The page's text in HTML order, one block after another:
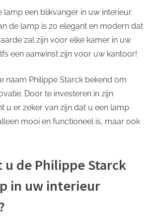
lamp een blikvanger in uw interieur.
de lamp is zo elegant en modern dat
zal zijn voor elke kamer in uw
een aanwinst zijn voor uw kantoor!
naam Philippe Starck bekend om
Door te investeren in zijn
u er zeker van zijn dat u een lamp
mooi en functioneel is, maar ook
u de Philippe Starck
in uw interieur